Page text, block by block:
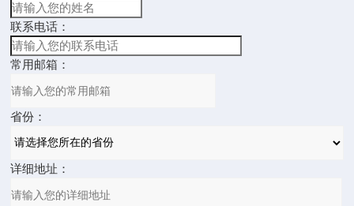
联系电话：
常用邮箱：
省份：
详细地址：